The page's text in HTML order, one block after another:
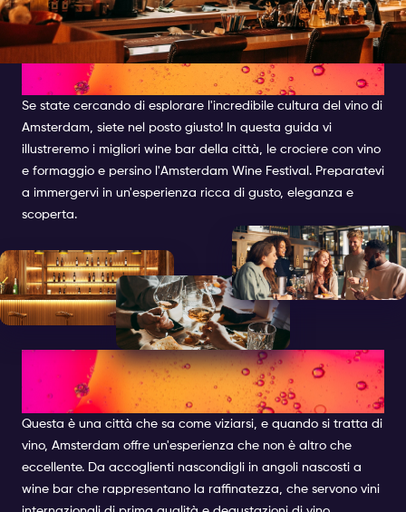
ENOTECHE
Se state cercando di esplorare l'incredibile cultura del vino di
Amsterdam, siete nel posto giusto! In questa guida vi
illustreremo i migliori wine bar della città, le crociere con vino
e formaggio e persino l'Amsterdam Wine Festival. Preparatevi
a immergervi in un'esperienza ricca di gusto, eleganza e
scoperta.
LA CULTURA DEL VINO AD
AMSTERDAM
Questa è una città che sa come viziarsi, e quando si tratta di
vino, Amsterdam offre un'esperienza che non è altro che
eccellente. Da accoglienti nascondigli in angoli nascosti a
wine bar che rappresentano la raffinatezza, che servono vini